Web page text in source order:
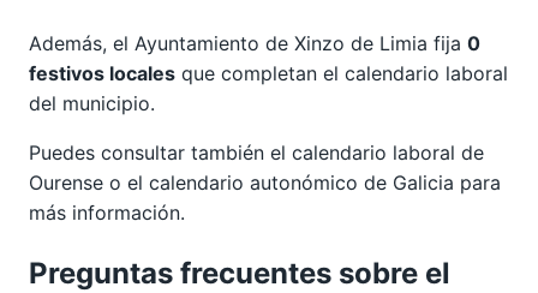
Además, el Ayuntamiento de Xinzo de Limia fija 0
festivos locales que completan el calendario laboral
del municipio.
Puedes consultar también el calendario laboral de
Ourense o el calendario autonómico de Galicia para
más información.
Preguntas frecuentes sobre el